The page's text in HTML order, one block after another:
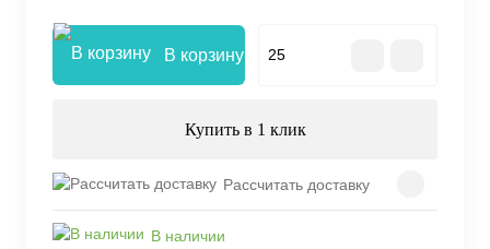
В корзину
Купить в 1 клик
Рассчитать доставку
В наличии